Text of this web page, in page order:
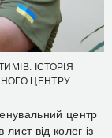
ІСТОРІЯ
ЦЕНТРУ
центр
від колег із